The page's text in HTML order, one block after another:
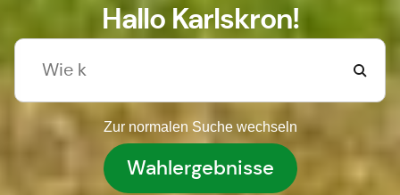
Hallo Karlskron!
Zur normalen Suche wechseln
Wahlergebnisse